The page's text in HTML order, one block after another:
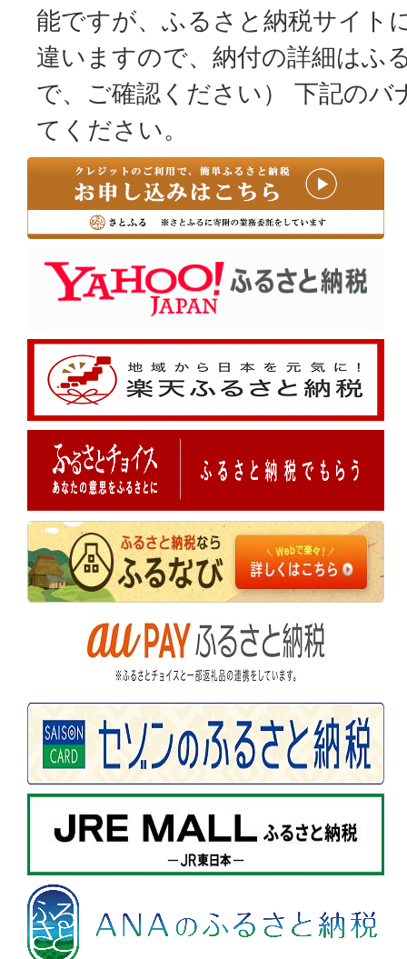
能ですが、ふるさと納税サイト
違いますので、納付の詳細はふ
で、ご確認ください） 下記のバ
てください。